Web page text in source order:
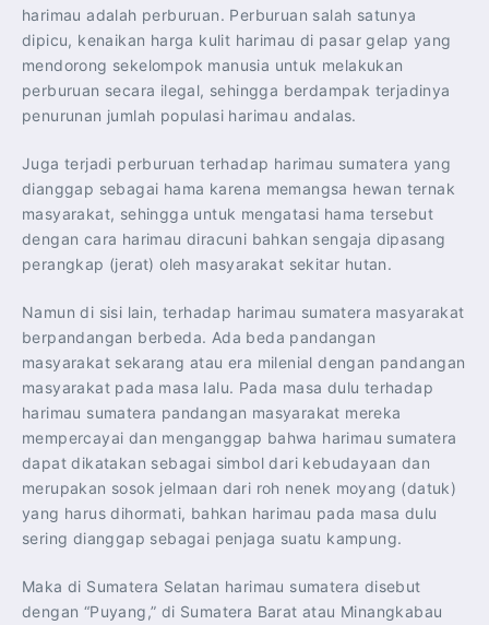
harimau adalah perburuan. Perburuan salah satunya
dipicu, kenaikan harga kulit harimau di pasar gelap yang
mendorong sekelompok manusia untuk melakukan
perburuan secara ilegal, sehingga berdampak terjadinya
penurunan jumlah populasi harimau andalas.
Juga terjadi perburuan terhadap harimau sumatera yang
dianggap sebagai hama karena memangsa hewan ternak
masyarakat, sehingga untuk mengatasi hama tersebut
dengan cara harimau diracuni bahkan sengaja dipasang
perangkap (jerat) oleh masyarakat sekitar hutan.
Namun di sisi lain, terhadap harimau sumatera masyarakat
berpandangan berbeda. Ada beda pandangan
masyarakat sekarang atau era milenial dengan pandangan
masyarakat pada masa lalu. Pada masa dulu terhadap
harimau sumatera pandangan masyarakat mereka
mempercayai dan menganggap bahwa harimau sumatera
dapat dikatakan sebagai simbol dari kebudayaan dan
merupakan sosok jelmaan dari roh nenek moyang (datuk)
yang harus dihormati, bahkan harimau pada masa dulu
sering dianggap sebagai penjaga suatu kampung.
Maka di Sumatera Selatan harimau sumatera disebut
dengan “Puyang,” di Sumatera Barat atau Minangkabau